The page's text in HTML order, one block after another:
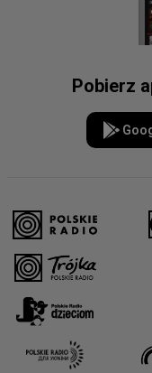
Pobierz